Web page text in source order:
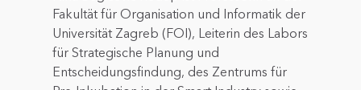
Fakultät für Organisation und Informatik der
Universität Zagreb (FOI), Leiterin des Labors
für Strategische Planung und
Entscheidungsfindung, des Zentrums für